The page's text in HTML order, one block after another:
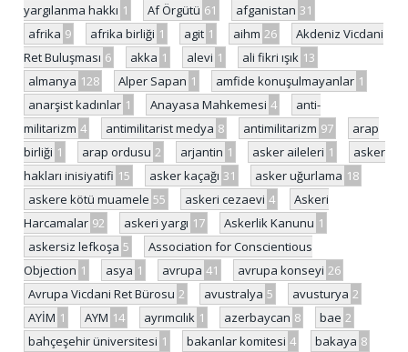
yargılanma hakkı 1 Af Örgütü 61 afganistan 31
afrika 9 afrika birliği 1 agit 1 aihm 26
Akdeniz Vicdani
Ret Buluşması 6 akka 1 alevi 1 ali fikri ışık 13
almanya 128 Alper Sapan 1 amfide konuşulmayanlar 1
anarşist kadınlar 1 Anayasa Mahkemesi 4
anti-
militarizm 4 antimilitarist medya 8 antimilitarizm 97
arap
birliği 1 arap ordusu 2 arjantin 1 asker aileleri 1
asker
hakları inisiyatifi 15 asker kaçağı 31 asker uğurlama 18
askere kötü muamele 55 askeri cezaevi 4
Askeri
Harcamalar 92 askeri yargı 17 Askerlik Kanunu 1
askersiz lefkoşa 5
Association for Conscientious
Objection 1 asya 1 avrupa 41 avrupa konseyi 26
Avrupa Vicdani Ret Bürosu 2 avustralya 5 avusturya 2
AYİM 1 AYM 14 ayrımcılık 1 azerbaycan 8 bae 2
bahçeşehir üniversitesi 1 bakanlar komitesi 4 bakaya 8